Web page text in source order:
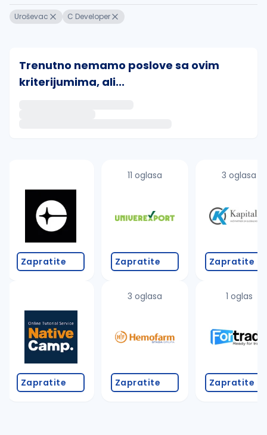
Uroševac C Developer
Trenutno nemamo poslove sa ovim
kriterijumima, ali...
Takođe možete da:
proverite pravopisne greške (koristite č, ć, š, đ,
povećajte radijus za odabrani grad
promenite odabrane filtere pretrage
Zapratite
Zapratite
11 oglasa
Zapratite
3 oglasa
Zapratite
3 oglasa
Zapratite
1 oglas
Zapratite